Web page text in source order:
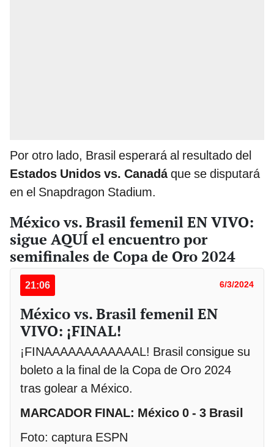
Por otro lado, Brasil esperará al resultado del
Estados Unidos vs. Canadáque se disputará
en el Snapdragon Stadium.
México vs. Brasil femenil EN VIVO:
sigue AQUÍ el encuentro por
semifinales de Copa de Oro 2024
21:06 6/3/2024
México vs. Brasil femenil EN
VIVO: ¡FINAL!
¡FINAAAAAAAAAAAAL! Brasil consigue su
boleto a la final de la Copa de Oro 2024
tras golear a México.
MARCADOR FINAL: México 0 - 3 Brasil
Foto: captura ESPN